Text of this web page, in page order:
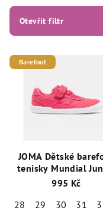
o
d
Otevřít filtr
V
ý
Barefoot
JOMA Dětské
tenisky Mundial
růžové
995 Kč
28
29 30 31